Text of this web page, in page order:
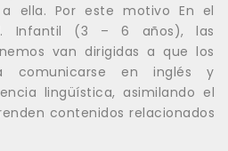
a ella. Por este motivo En el
Infantil (3 – 6 años), las
van dirigidas a que los
comunicarse en inglés y
lingüística, asimilando el
contenidos relacionados